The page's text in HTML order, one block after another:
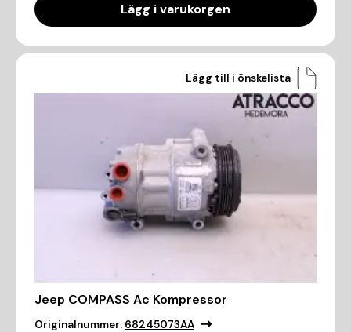
Lägg i varukorgen
Lägg till i önskelista
Jeep COMPASS Ac Kompressor
Originalnummer: 68245073AA